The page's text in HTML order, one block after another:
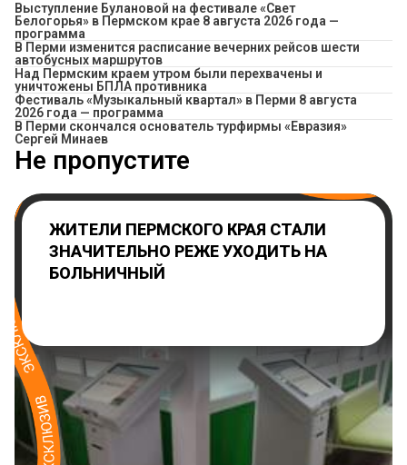
Выступление Булановой на фестивале «Свет
Белогорья» в Пермском крае 8 августа 2026 года —
программа
​В Перми изменится расписание вечерних рейсов шести
автобусных маршрутов
Над Пермским краем утром были перехвачены и
уничтожены БПЛА противника
Фестиваль «Музыкальный квартал» в Перми 8 августа
2026 года — программа
В Перми скончался основатель турфирмы «Евразия»
Сергей Минаев
Не пропустите
ЖИТЕЛИ ПЕРМСКОГО КРАЯ СТАЛИ
ЗНАЧИТЕЛЬНО РЕЖЕ УХОДИТЬ НА
БОЛЬНИЧНЫЙ